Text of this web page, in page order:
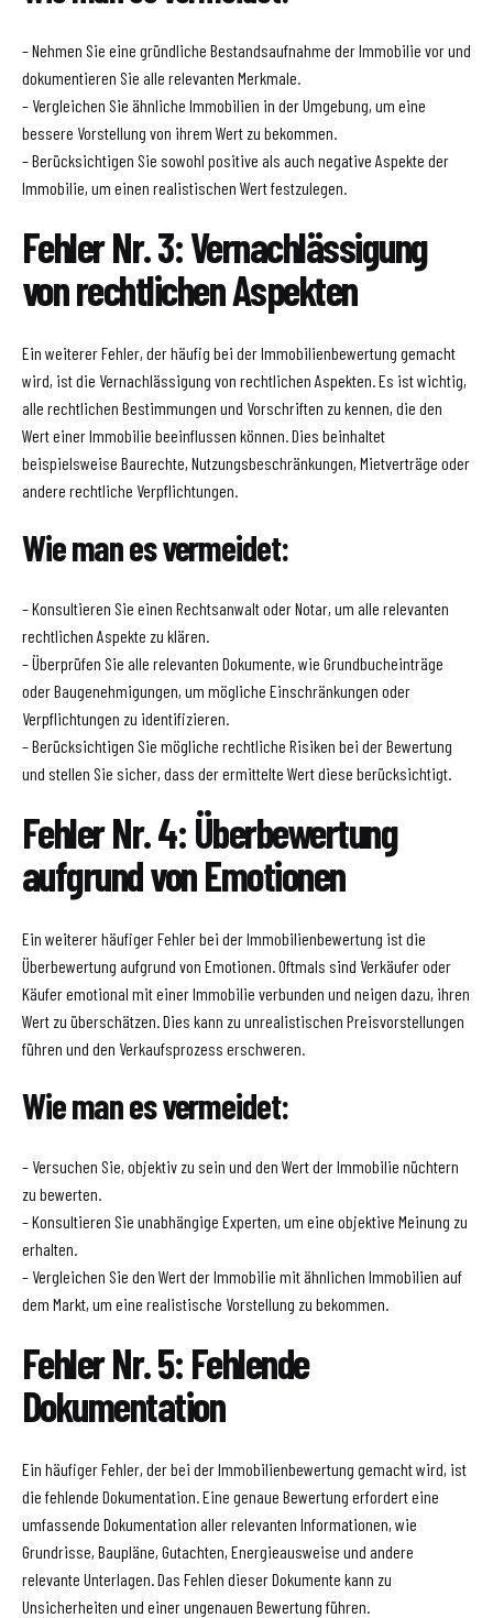
– Nehmen Sie eine gründliche Bestandsaufnahme der Immobilie vor und
dokumentieren Sie alle relevanten Merkmale.
– Vergleichen Sie ähnliche Immobilien in der Umgebung, um eine
bessere Vorstellung von ihrem Wert zu bekommen.
– Berücksichtigen Sie sowohl positive als auch negative Aspekte der
Immobilie, um einen realistischen Wert festzulegen.
Fehler Nr. 3: Vernachlässigung
von rechtlichen Aspekten
Ein weiterer Fehler, der häufig bei der Immobilienbewertung gemacht
wird, ist die Vernachlässigung von rechtlichen Aspekten. Es ist wichtig,
alle rechtlichen Bestimmungen und Vorschriften zu kennen, die den
Wert einer Immobilie beeinflussen können. Dies beinhaltet
beispielsweise Baurechte, Nutzungsbeschränkungen, Mietverträge oder
andere rechtliche Verpflichtungen.
Wie man es vermeidet:
– Konsultieren Sie einen Rechtsanwalt oder Notar, um alle relevanten
rechtlichen Aspekte zu klären.
– Überprüfen Sie alle relevanten Dokumente, wie Grundbucheinträge
oder Baugenehmigungen, um mögliche Einschränkungen oder
Verpflichtungen zu identifizieren.
– Berücksichtigen Sie mögliche rechtliche Risiken bei der Bewertung
und stellen Sie sicher, dass der ermittelte Wert diese berücksichtigt.
Fehler Nr. 4: Überbewertung
aufgrund von Emotionen
Ein weiterer häufiger Fehler bei der Immobilienbewertung ist die
Überbewertung aufgrund von Emotionen. Oftmals sind Verkäufer oder
Käufer emotional mit einer Immobilie verbunden und neigen dazu, ihren
Wert zu überschätzen. Dies kann zu unrealistischen Preisvorstellungen
führen und den Verkaufsprozess erschweren.
Wie man es vermeidet:
– Versuchen Sie, objektiv zu sein und den Wert der Immobilie nüchtern
zu bewerten.
– Konsultieren Sie unabhängige Experten, um eine objektive Meinung zu
erhalten.
– Vergleichen Sie den Wert der Immobilie mit ähnlichen Immobilien auf
dem Markt, um eine realistische Vorstellung zu bekommen.
Fehler Nr. 5: Fehlende
Dokumentation
Ein häufiger Fehler, der bei der Immobilienbewertung gemacht wird, ist
die fehlende Dokumentation. Eine genaue Bewertung erfordert eine
umfassende Dokumentation aller relevanten Informationen, wie
Grundrisse, Baupläne, Gutachten, Energieausweise und andere
relevante Unterlagen. Das Fehlen dieser Dokumente kann zu
Unsicherheiten und einer ungenauen Bewertung führen.